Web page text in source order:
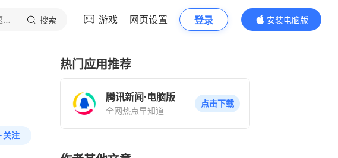
雷速体育 搜索 游戏 网页设置 登录
安装电脑版
内容更精彩
关注
热门应用推荐
腾讯新闻·电脑版
全网热点早知道
点击下载